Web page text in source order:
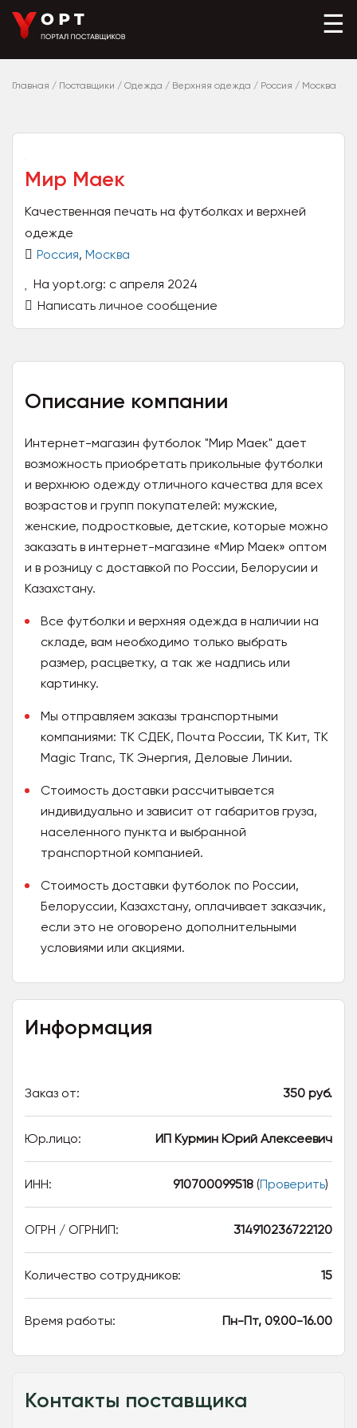
☰
Главная / Поставщики / Одежда / Верхняя одежда / Россия / Москва
Мир Маек
Качественная печать на футболках и верхней
одежде
Россия, Москва
На yopt.org: с апреля 2024
Написать личное сообщение
Описание компании
Интернет-магазин футболок "Мир Маек" дает
возможность приобретать прикольные футболки
и верхнюю одежду отличного качества для всех
возрастов и групп покупателей: мужские,
женские, подростковые, детские, которые можно
заказать в интернет-магазине «Мир Маек» оптом
и в розницу с доставкой по России, Белорусии и
Казахстану.
Все футболки и верхняя одежда в наличии на
складе, вам необходимо только выбрать
размер, расцветку, а так же надпись или
картинку.
Мы отправляем заказы транспортными
компаниями: ТК СДЕК, Почта России, ТК Кит, ТК
Magic Tranc, ТК Энергия, Деловые Линии.
Стоимость доставки рассчитывается
индивидуально и зависит от габаритов груза,
населенного пункта и выбранной
транспортной компанией.
Стоимость доставки футболок по России,
Белоруссии, Казахстану, оплачивает заказчик,
если это не оговорено дополнительными
условиями или акциями.
Информация
Заказ от: 350 руб.
Юр.лицо: ИП Курмин Юрий Алексеевич
ИНН: 910700099518 (Проверить)
ОГРН / ОГРНИП: 314910236722120
Количество сотрудников: 15
Время работы: Пн-Пт, 09.00-16.00
Контакты поставщика